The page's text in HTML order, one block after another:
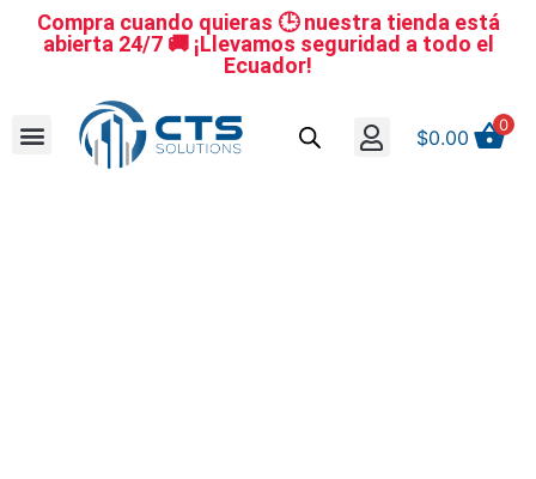
Compra cuando quieras 🕒 nuestra tienda está
abierta 24/7 🚚 ¡Llevamos seguridad a todo el
Ecuador!
$0.00
0